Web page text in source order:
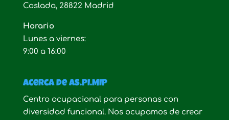
Coslada, 28822 Madrid
Horario
Lunes a viernes:
9:00 a 16:00
Acerca de AS.PI.MIP
Centro ocupacional para personas con
diversidad funcional. Nos ocupamos de crear